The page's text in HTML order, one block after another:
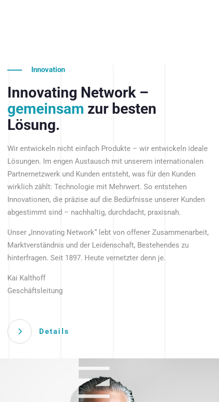
Innovation
Innovating Network –
gemeinsam zur besten
Lösung.
Wir entwickeln nicht einfach Produkte – wir entwickeln ideale
Lösungen. Im engen Austausch mit unserem internationalen
Partnernetzwerk und Kunden entsteht, was für den Kunden
wirklich zählt: Technologie mit Mehrwert. So entstehen
Innovationen, die präzise auf die Bedürfnisse unserer Kunden
abgestimmt sind – nachhaltig, durchdacht, praxisnah.
Unser „Innovating Network“ lebt von offener Zusammenarbeit,
Marktverständnis und der Leidenschaft, Bestehendes zu
hinterfragen. Seit 1897. Heute vernetzter denn je.
Kai Kalthoff
Geschäftsleitung
Details